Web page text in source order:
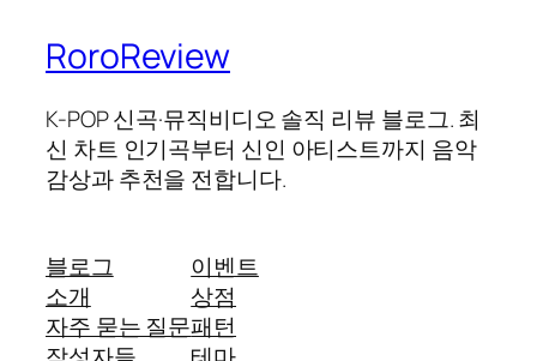
RoroReview
K-POP 신곡·뮤직비디오 솔직 리뷰 블로그. 최
신 차트 인기곡부터 신인 아티스트까지 음악
감상과 추천을 전합니다.
블로그
소개
자주 묻는 질문
이벤트
상점
패턴